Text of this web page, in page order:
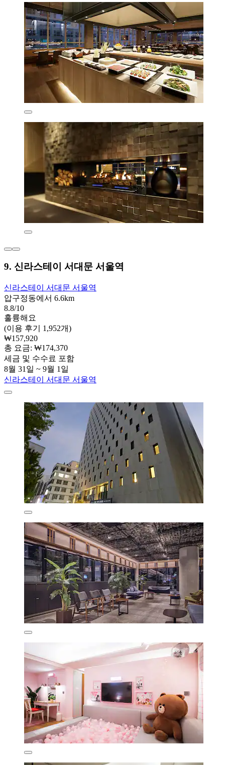
9. 신라스테이 서대문 서울역
신라스테이 서대문 서울역
압구정동에서 6.6km
8.8/10
훌륭해요
(이용 후기 1,952개)
₩157,920
총 요금: ₩174,370
세금 및 수수료 포함
8월 31일 ~ 9월 1일
신라스테이 서대문 서울역